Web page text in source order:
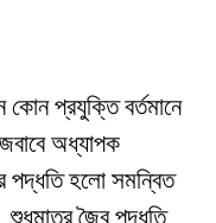
কোন প্রযুক্তি বর্তমানে
জবাবে অধ্যাপক
পদ্ধতি হলো সমন্বিত